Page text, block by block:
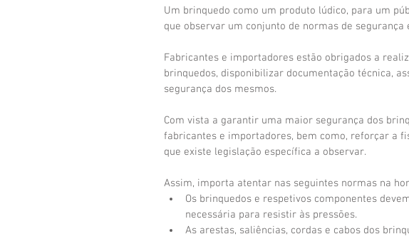
Um brinquedo como um produto lúdico, para um
que observar um conjunto de normas de segurança
Fabricantes e importadores estão obrigados a
brinquedos, disponibilizar documentação técnica,
segurança dos mesmos.
Com vista a garantir uma maior segurança dos
fabricantes e importadores, bem como, reforçar a
que existe legislação específica a observar.
Assim, importa atentar nas seguintes normas na
Os brinquedos e respetivos componentes
necessária para resistir às pressões.
As arestas, saliências, cordas e cabos dos